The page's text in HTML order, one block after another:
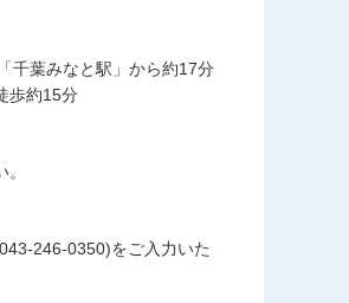
千葉みなと駅」から約17分
歩約15分
246-0350)をご入力いた